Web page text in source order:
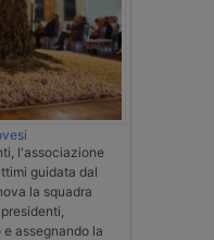
l'associazione
guidata dal
la squadra
assegnando la